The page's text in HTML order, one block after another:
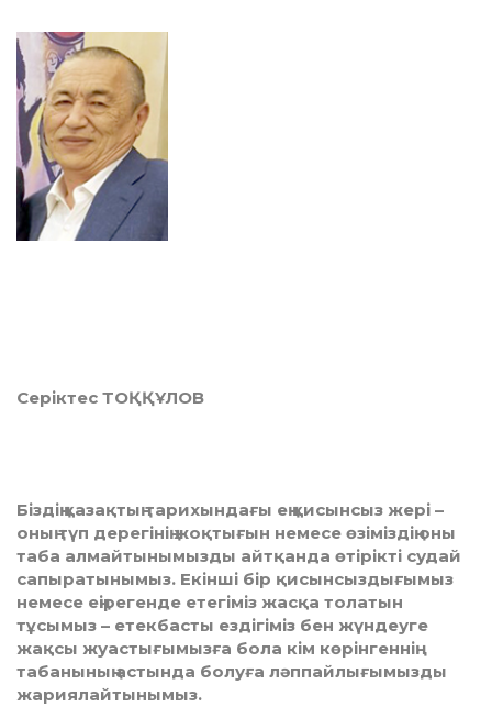
Серіктес ТОҚҚҰЛОВ
Біздің қазақтың тарихындағы ең қисынсыз жері –
оның түп дерегінің жоқтығын немесе өзіміздің оны
таба алмайтынымызды айтқанда өтірікті судай
сапыратынымыз. Екінші бір қисынсыздығымыз
немесе еңірегенде етегіміз жасқа толатын
тұсымыз – етекбасты ездігіміз бен жүндеуге
жақсы жуастығымызға бола кім көрінгеннің
табанының астында болуға ләппайлығымызды
жариялайтынымыз.